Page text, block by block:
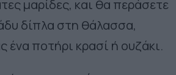
μαρίδες, και θα περάσετε
δίπλα στη θάλασσα,
ένα ποτήρι κρασί ή ουζάκι.